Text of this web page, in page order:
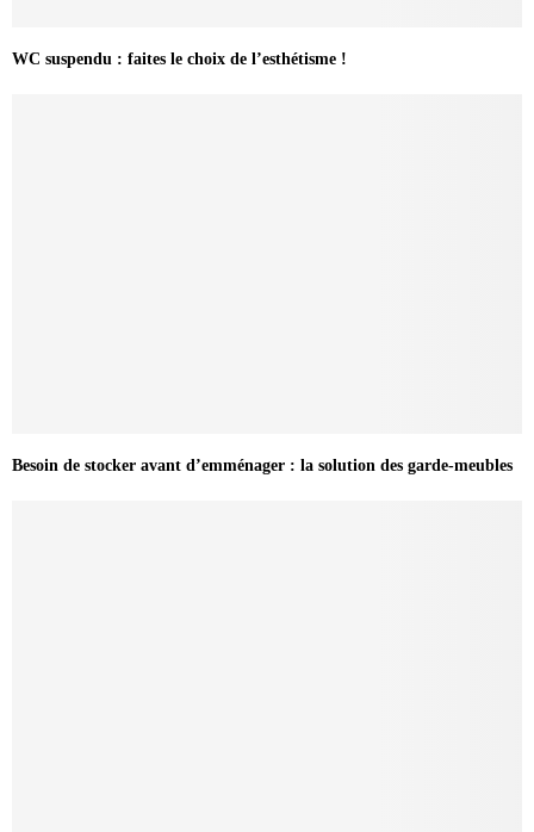
WC suspendu : faites le choix de l’esthétisme !
Besoin de stocker avant d’emménager : la solution des garde-meubles